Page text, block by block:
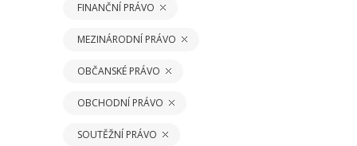
FINANČNÍ PRÁVO
MEZINÁRODNÍ PRÁVO
OBČANSKÉ PRÁVO
OBCHODNÍ PRÁVO
SOUTĚŽNÍ PRÁVO